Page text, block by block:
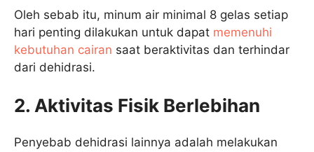
Oleh sebab itu, minum air minimal 8 gelas setiap
hari penting dilakukan untuk dapat memenuhi
kebutuhan cairan saat beraktivitas dan terhindar
dari dehidrasi.
2. Aktivitas Fisik Berlebihan
Penyebab dehidrasi lainnya adalah melakukan